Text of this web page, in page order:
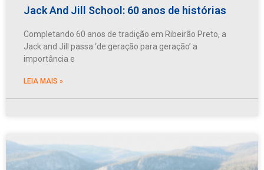
Jack And Jill School: 60 anos de histórias
Completando 60 anos de tradição em Ribeirão Preto, a
Jack and Jill passa ‘de geração para geração’ a
importância e
LEIA MAIS »